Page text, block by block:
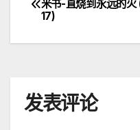
章
米书-直烧到永远的火
17)
发表评论